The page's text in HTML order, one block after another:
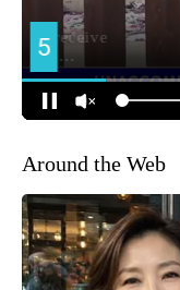
Around the Web